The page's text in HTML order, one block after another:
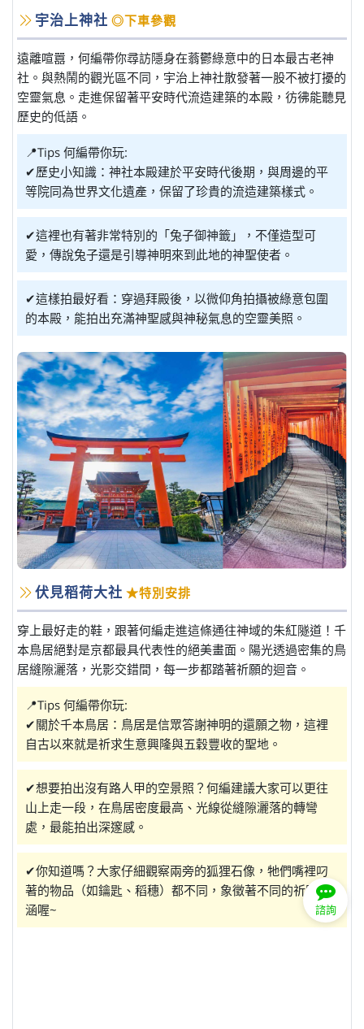
宇治上神社 ◎下車參觀
遠離喧囂，何編帶你尋訪隱身在蓊鬱綠意中的日本最古老神
社。與熱鬧的觀光區不同，宇治上神社散發著一股不被打擾的
空靈氣息。走進保留著平安時代流造建築的本殿，彷彿能聽見
歷史的低語。
📍Tips 何編帶你玩:
✔歷史小知識：神社本殿建於平安時代後期，與周邊的平
等院同為世界文化遺產，保留了珍貴的流造建築樣式。
✔這裡也有著非常特別的「兔子御神籤」，不僅造型可
愛，傳說兔子還是引導神明來到此地的神聖使者。
✔這樣拍最好看：穿過拜殿後，以微仰角拍攝被綠意包圍
的本殿，能拍出充滿神聖感與神秘氣息的空靈美照。
伏見稻荷大社 ★特別安排
穿上最好走的鞋，跟著何編走進這條通往神域的朱紅隧道！千
本鳥居絕對是京都最具代表性的絕美畫面。陽光透過密集的鳥
居縫隙灑落，光影交錯間，每一步都踏著祈願的迴音。
📍Tips 何編帶你玩:
✔關於千本鳥居：鳥居是信眾答謝神明的還願之物，這裡
自古以來就是祈求生意興隆與五穀豐收的聖地。
✔想要拍出沒有路人甲的空景照？何編建議大家可以更往
山上走一段，在鳥居密度最高、光線從縫隙灑落的轉彎
處，最能拍出深邃感。
✔你知道嗎？大家仔細觀察兩旁的狐狸石像，牠們嘴裡叼
著的物品（如鑰匙、稻穗）都不同，象徵著不同的祈願意
涵喔~
諮詢